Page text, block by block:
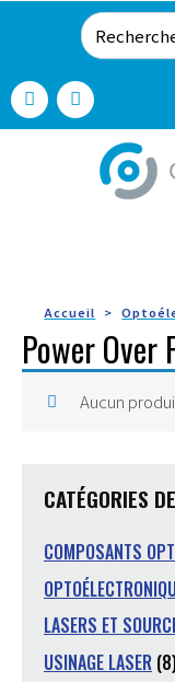
Accueil
Power Over
Aucun
CATÉGORIES
COMPOSANTS
LASERS ET
USINAGE LASER